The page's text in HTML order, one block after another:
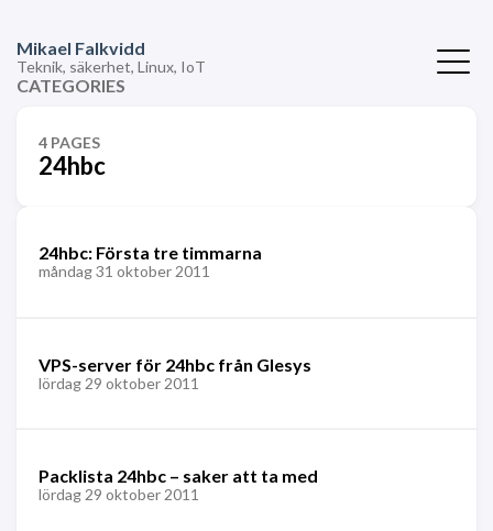
Mikael Falkvidd
Teknik, säkerhet, Linux, IoT
CATEGORIES
4 PAGES
24hbc
24hbc: Första tre timmarna
måndag 31 oktober 2011
VPS-server för 24hbc från Glesys
lördag 29 oktober 2011
Packlista 24hbc – saker att ta med
lördag 29 oktober 2011